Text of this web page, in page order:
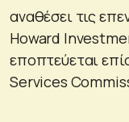
αναθέσει τις
Howard
εποπτεύεται
Services